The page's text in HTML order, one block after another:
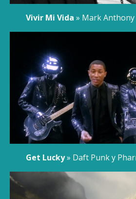
Vivir Mi Vida » Mark Anthony
Get Lucky» Daft Punk y